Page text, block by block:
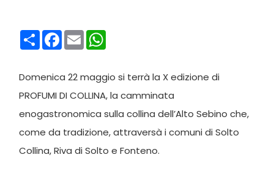
CondividiFacebook
Email
Domenica 22 maggio si terrà la X edizione di
PROFUMI DI COLLINA, la camminata
enogastronomica sulla collina dell’Alto Sebino che,
come da tradizione, attraversà i comuni di Solto
Collina, Riva di Solto e Fonteno.